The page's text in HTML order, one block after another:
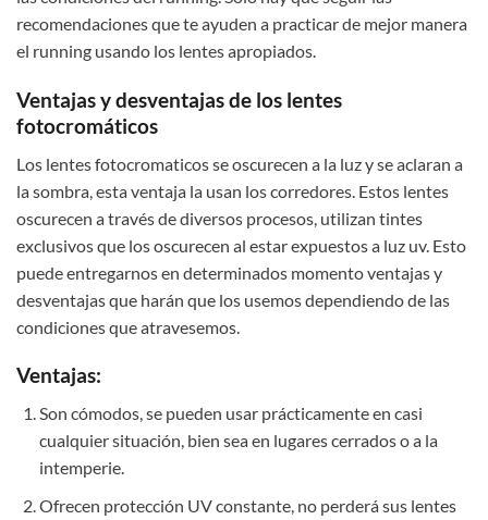
recomendaciones que te ayuden a practicar de mejor manera
el running usando los lentes apropiados.
Ventajas y desventajas de los lentes
fotocromáticos
Los lentes fotocromaticos se oscurecen a la luz y se aclaran a
la sombra, esta ventaja la usan los corredores. Estos lentes
oscurecen a través de diversos procesos, utilizan tintes
exclusivos que los oscurecen al estar expuestos a luz uv. Esto
puede entregarnos en determinados momento ventajas y
desventajas que harán que los usemos dependiendo de las
condiciones que atravesemos.
Ventajas:
Son cómodos, se pueden usar prácticamente en casi
cualquier situación, bien sea en lugares cerrados o a la
intemperie.
Ofrecen protección UV constante, no perderá sus lentes